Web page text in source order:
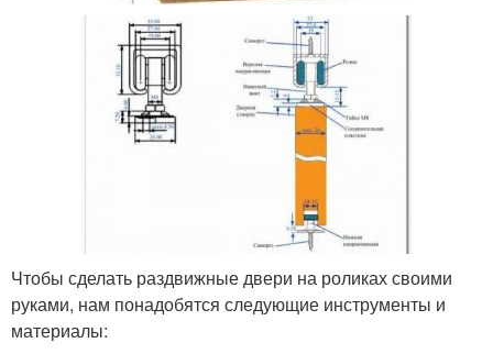
Чтобы сделать раздвижные двери на роликах своими
руками, нам понадобятся следующие инструменты и
материалы: